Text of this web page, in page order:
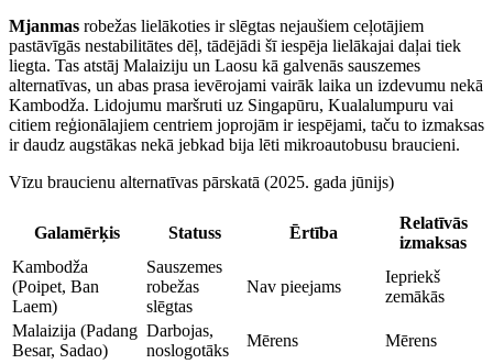
Mjanmas robežas lielākoties ir slēgtas nejaušiem ceļotājiem
pastāvīgās nestabilitātes dēļ, tādējādi šī iespēja lielākajai daļai tiek
liegta. Tas atstāj Malaiziju un Laosu kā galvenās sauszemes
alternatīvas, un abas prasa ievērojami vairāk laika un izdevumu nekā
Kambodža. Lidojumu maršruti uz Singapūru, Kualalumpuru vai
citiem reģionālajiem centriem joprojām ir iespējami, taču to izmaksas
ir daudz augstākas nekā jebkad bija lēti mikroautobusu braucieni.
Vīzu braucienu alternatīvas pārskatā (2025. gada jūnijs)
Galamērķis Statuss Ērtība
Relatīvās
izmaksas
Kambodža
(Poipet, Ban
Laem)
Sauszemes
robežas
slēgtas
Nav pieejams
Iepriekš
zemākās
Malaizija (Padang
Besar, Sadao)
Darbojas,
noslogotāks
Mērens
Mērens